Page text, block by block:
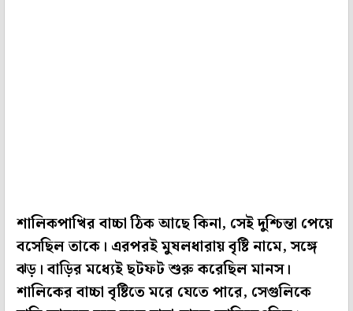
শালিকপাখির বাচ্চা ঠিক আছে কিনা, সেই দুশ্চিন্তা পেয়ে
বসেছিল তাকে। এরপরই মুষলধারায় বৃষ্টি নামে, সঙ্গে
ঝড়। বাড়ির মধ্যেই ছটফট শুরু করেছিল মানস।
শালিকের বাচ্চা বৃষ্টিতে মরে যেতে পারে, সেগুলিকে